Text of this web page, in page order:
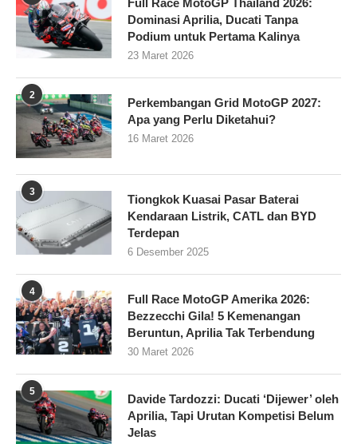
Full Race MotoGP Thailand 2026:
Dominasi Aprilia, Ducati Tanpa
Podium untuk Pertama Kalinya
23 Maret 2026
2
Perkembangan Grid MotoGP 2027:
Apa yang Perlu Diketahui?
16 Maret 2026
3
Tiongkok Kuasai Pasar Baterai
Kendaraan Listrik, CATL dan BYD
Terdepan
6 Desember 2025
4
Full Race MotoGP Amerika 2026:
Bezzecchi Gila! 5 Kemenangan
Beruntun, Aprilia Tak Terbendung
30 Maret 2026
5
Davide Tardozzi: Ducati ‘Dijewer’ oleh
Aprilia, Tapi Urutan Kompetisi Belum
Jelas